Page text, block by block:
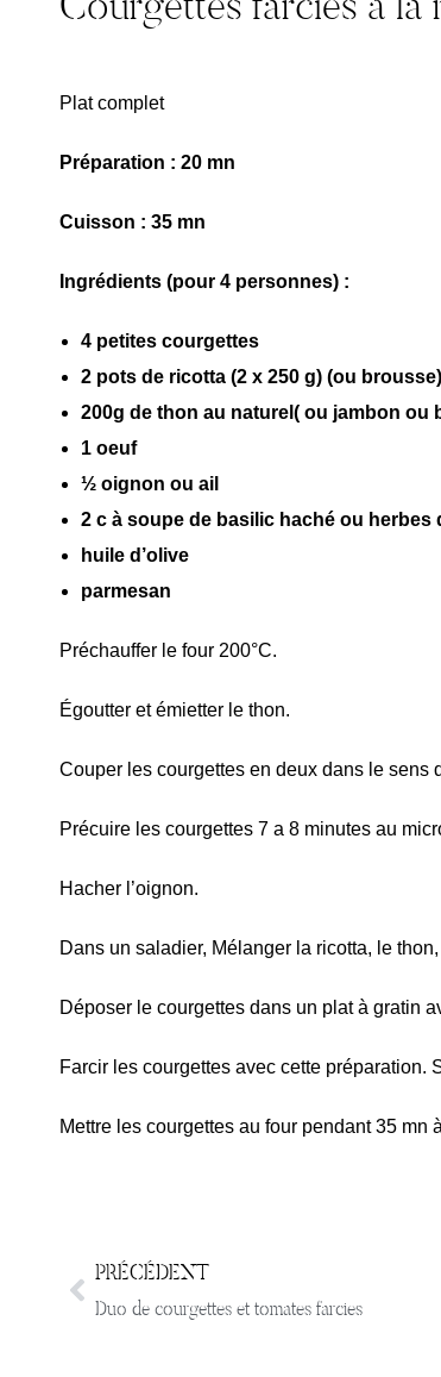
Plat complet
Préparation : 20 mn
Cuisson : 35 mn
Ingrédients (pour 4 personnes) :
4 petites courgettes
2 pots de ricotta (2 x 250 g) (ou brousse)
200g de thon au naturel( ou jambon ou
1 oeuf
½ oignon ou ail
2 c à soupe de basilic haché ou herbes
huile d’olive
parmesan
Préchauffer le four 200°C.
Égoutter et émietter le thon.
Couper les courgettes en deux dans le sens
Précuire les courgettes 7 a 8 minutes au
Hacher l’oignon.
Dans un saladier, Mélanger la ricotta, le
Déposer le courgettes dans un plat à gratin
Farcir les courgettes avec cette préparation.
Mettre les courgettes au four pendant 35 mn
PRÉCÉDENT
Duo de courgettes et tomates farcies